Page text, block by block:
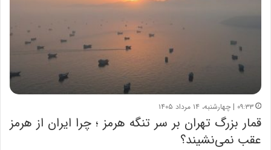
۰۹:۳۳ | چهارشنبه، ۱۴ مرداد ۱۴۰۵
قمار بزرگ تهران بر سر تنگه هرمز ؛ چرا ایران از هرمز
عقب نمی‌نشیند؟